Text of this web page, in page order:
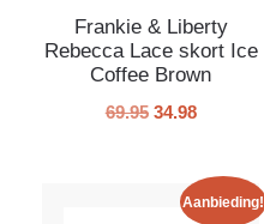
Frankie & Liberty
Rebecca Lace skort Ice
Coffee Brown
69.95 34.98
Aanbieding!